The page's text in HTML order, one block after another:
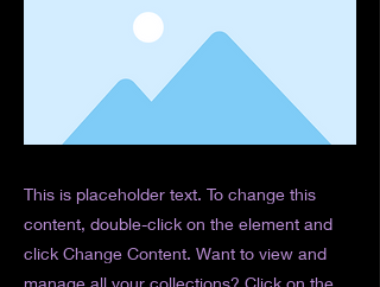
This is placeholder text. To change this
content, double-click on the element and
click Change Content. Want to view and
manage all your collections? Click on the